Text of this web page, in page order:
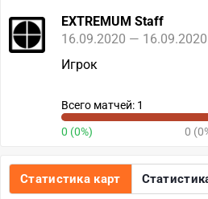
EXTREMUM Staff
16.09.2020 — 16.09.2020
Игрок
Всего матчей: 1
0 (0%) 0
Статистика карт